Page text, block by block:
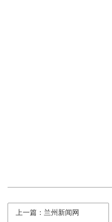
上一篇：兰州新闻网